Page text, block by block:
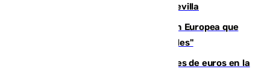
recuperar la identidad patrimonial de Sevilla
España e Italia garantizan a la Unión Europea que
sus controles fronterizos son "temporales"
Sevilla ha invertido más de 6 millones de euros en la